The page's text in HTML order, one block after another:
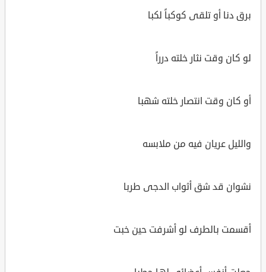
برق دنا أو تلقى كوكباً لكبا
لو كان وقت نثار خلته درراً
أو كان وقت انتصار خلته شهبا
والليل عريان فيه من ملابسه
نشوان قد شق أثواب الدجى طربا
أقسمت بالطرف لو أشرفت حين خبت